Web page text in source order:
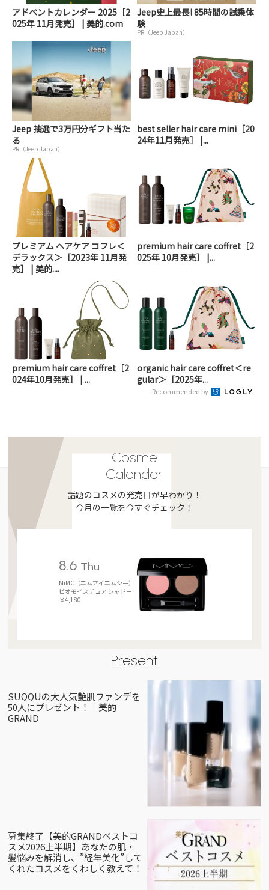
アドベントカレンダー 2025［2
025年 11月発売］ | 美的.com
Jeep史上最長! 85時間の試乗体
験
PR（Jeep Japan）
Jeep 抽選で3万円分ギフト当た
る
PR（Jeep Japan）
best seller hair care mini［20
24年11月発売］ |...
プレミアム ヘアケア コフレ＜
デラックス＞［2023年 11月発
売］ | 美的....
premium hair care coffret［2
025年 10月発売］ |...
premium hair care coffret［2
024年10月発売］ | ...
organic hair care coffret＜re
gular＞［2025年...
Recommended by
Cosme
Calendar
話題のコスメの発売日が早わかり！
今月の一覧を今すぐチェック！
8.6 Thu
MiMC（エムアイエムシー）
ビオモイスチュア シャドー
￥4,180
Present
SUQQUの大人気艶肌ファンデを
50人にプレゼント！｜美的
GRAND
募集終了【美的GRANDベストコ
スメ2026上半期】あなたの肌・
髪悩みを解消し、”経年美化”して
くれたコスメをくわしく教えて！